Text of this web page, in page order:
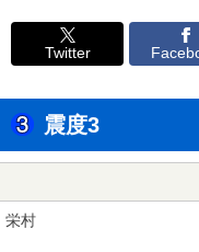
Twitter
震度3
栄村